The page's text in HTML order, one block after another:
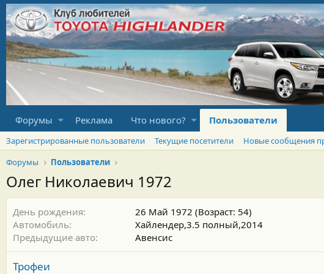
Форумы Реклама Что нового? Пользователи
Зарегистрированные пользователи Текущие посетители Новые сообщения
Форумы
Пользователи
Олег Николаевич 1972
День рождения
26 Май 1972 (Возраст: 54)
Автомобиль
Хайлендер,3.5 полный,2014
Предыдущие авто
Авенсис
Трофеи